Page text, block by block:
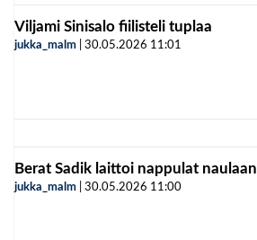
Viljami Sinisalo fiilisteli tuplaa
jukka_malm 30.05.2026 11:01
Berat Sadik laittoi nappulat naulaan
jukka_malm 30.05.2026 11:00